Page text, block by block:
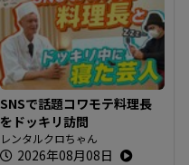
SNSで話題コワモテ料理長
をドッキリ訪問
レンタルクロちゃん
2026年08月08日